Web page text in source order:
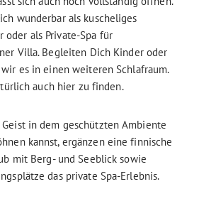
wunderbar als kuscheliges
oder als Private-Spa für
Villa. Begleiten Dich Kinder oder
es in einen weiteren Schlafraum.
auch hier zu finden.
in dem geschützten Ambiente
kannst, ergänzen eine finnische
mit Berg- und Seeblick sowie
das private Spa-Erlebnis.